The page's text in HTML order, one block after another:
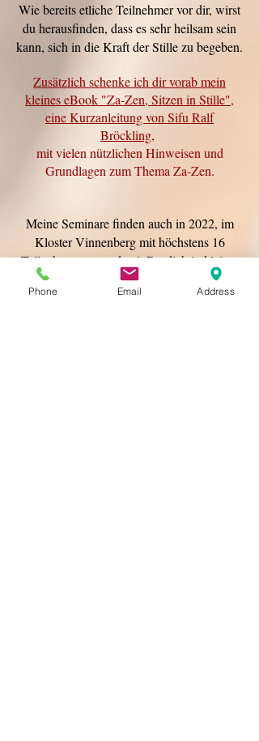
Wie bereits etliche Teilnehmer vor dir, wirst
du herausfinden, dass es sehr heilsam sein
kann, sich in die Kraft der Stille zu begeben.
Zusätzlich schenke ich dir vorab mein
kleines eBook "Za-Zen, Sitzen in Stille",
eine Kurzanleitung von Sifu Ralf
Bröckling,
mit vielen nützlichen Hinweisen und
Grundlagen zum Thema Za-Zen.
Meine Seminare finden auch in 2022, im
Kloster Vinnenberg mit höchstens 16
Teilnehmern statt, damit Du dich in kleiner
Runde intensiv erleben kannst.
Phone Email Address